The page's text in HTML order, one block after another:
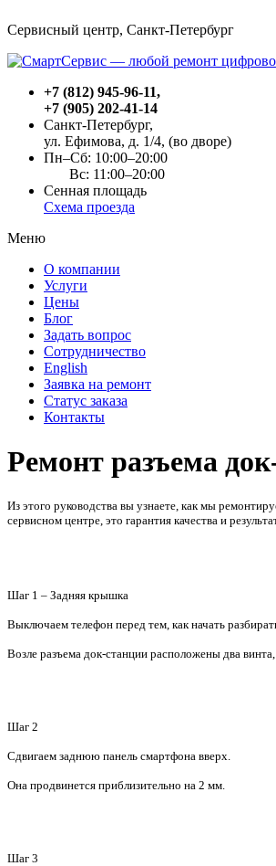
Сервисный центр, Cанкт-Петербург
+7 (812) 945-96-11,
+7 (905) 202-41-14
Санкт-Петербург,
ул. Ефимова, д. 1/4, (во дворе)
Пн–Сб: 10:00–20:00
Вс: 11:00–20:00
Сенная площадь
Схема проезда
Меню
О компании
Услуги
Цены
Блог
Задать вопрос
Сотрудничество
English
Заявка на ремонт
Статус заказа
Контакты
Ремонт разъема
Из этого руководства вы узнаете, как мы
сервисном центре, это гарантия качества и
Шаг 1 – Задняя крышка
Выключаем телефон перед тем, как начать
Возле разъема док-станции расположены два
Шаг 2
Сдвигаем заднюю панель смартфона вверх.
Она продвинется приблизительно на 2 мм
Шаг 3